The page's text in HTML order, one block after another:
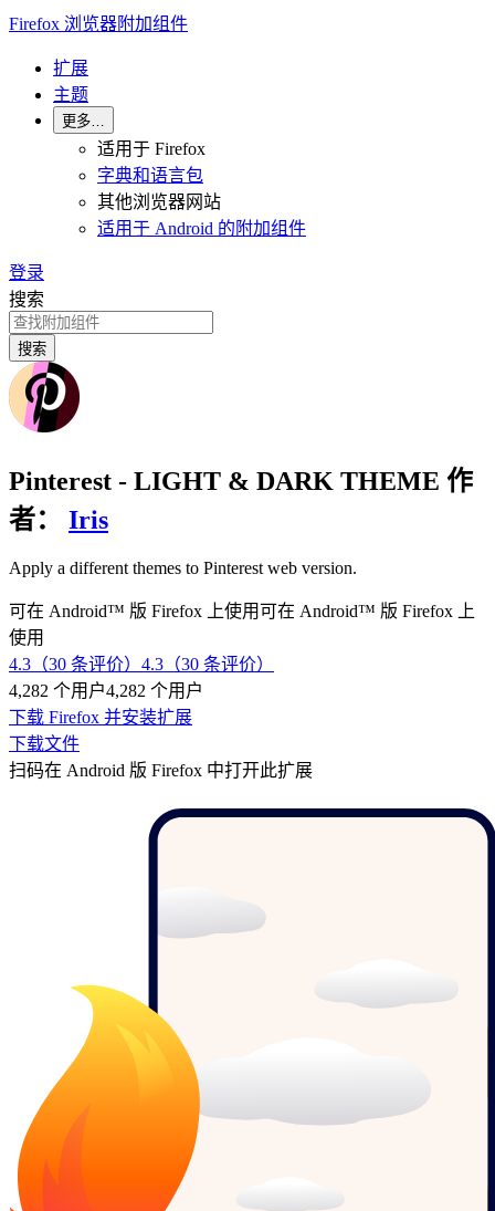
Firefox 浏览器附加组件
扩展
主题
更多…
适用于 Firefox
字典和语言包
其他浏览器网站
适用于 Android 的附加组件
登录
搜索
搜索
Pinterest - LIGHT & DARK THEME 作
者：
Iris
Apply a different themes to Pinterest web version.
可在 Android™ 版 Firefox 上使用可在 Android™ 版 Firefox 上
使用
4.3（30 条评价） 4.3（30 条评价）
4,282 个用户4,282 个用户
下载 Firefox 并安装扩展
下载文件
扫码在 Android 版 Firefox 中打开此扩展